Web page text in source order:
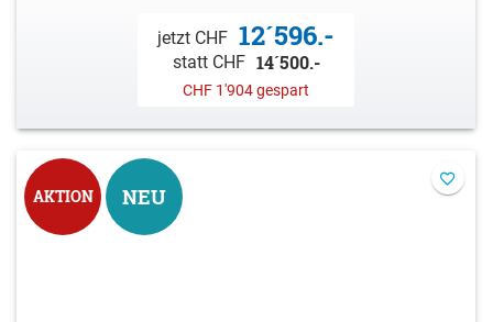
jetzt CHF 12´596.-
statt CHF 14´500.-
CHF 1'904 gespart
AKTION NEU